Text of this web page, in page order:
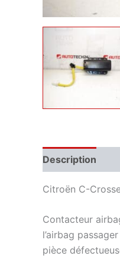
Description
Citroën C-
Contacteur
l’airbag
pièce